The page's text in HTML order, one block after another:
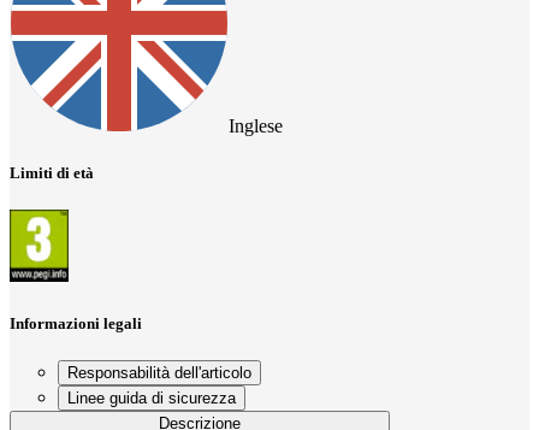
Inglese
Limiti di età
Informazioni legali
Responsabilità dell'articolo
Linee guida di sicurezza
Descrizione